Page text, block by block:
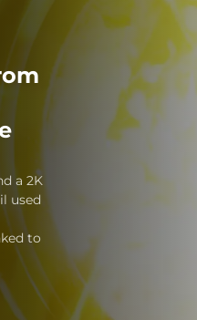
a 2K
used
to